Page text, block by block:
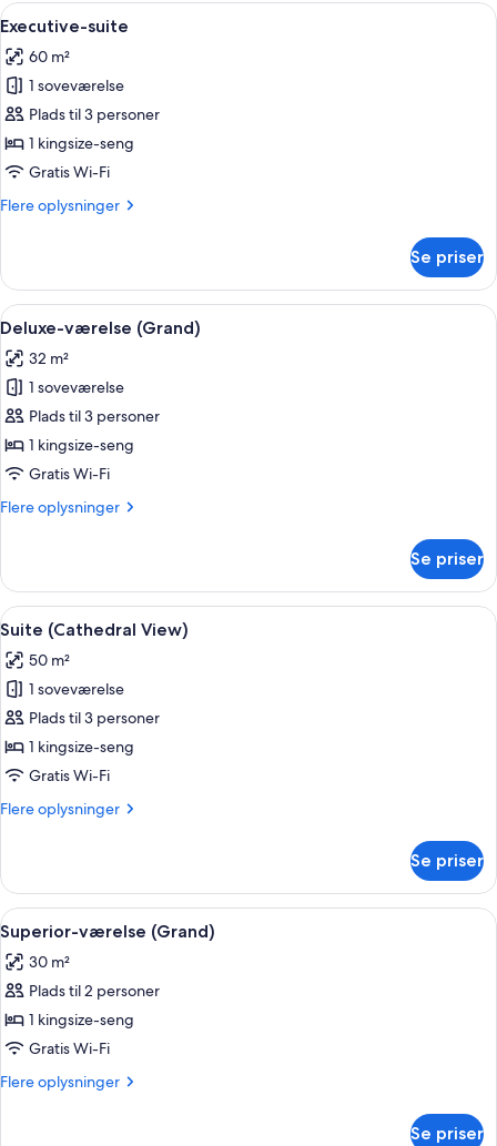
Indlæs
alle
billeder
af
Executive-
suite
Et hotelværelse med en seng, to
6
Executive-suite
60 m²
1 soveværelse
Plads til 3 personer
1 kingsize-seng
Gratis Wi-Fi
Flere oplysninger
Flere
suite
Se priser
Indlæs
alle
billeder
af
Deluxe-
værelse
(Grand)
Et hotelværelse med en stor seng, et
7
Deluxe-værelse (Grand)
32 m²
1 soveværelse
Plads til 3 personer
1 kingsize-seng
Gratis Wi-Fi
Flere oplysninger
Flere
værelse
(Grand)
Se priser
Indlæs
alle
billeder
af
Suite
(Cathedral
View)
En stilfuld opholdsstue med pejs,
7
Suite (Cathedral View)
50 m²
1 soveværelse
Plads til 3 personer
1 kingsize-seng
Gratis Wi-Fi
Flere oplysninger
Flere
(Cathedral
View)
Se priser
Indlæs
alle
billeder
af
Superior-
værelse
(Grand)
Et soveværelse med seng, natborde,
5
Superior-værelse (Grand)
30 m²
Plads til 2 personer
1 kingsize-seng
Gratis Wi-Fi
Flere oplysninger
Flere
Se priser